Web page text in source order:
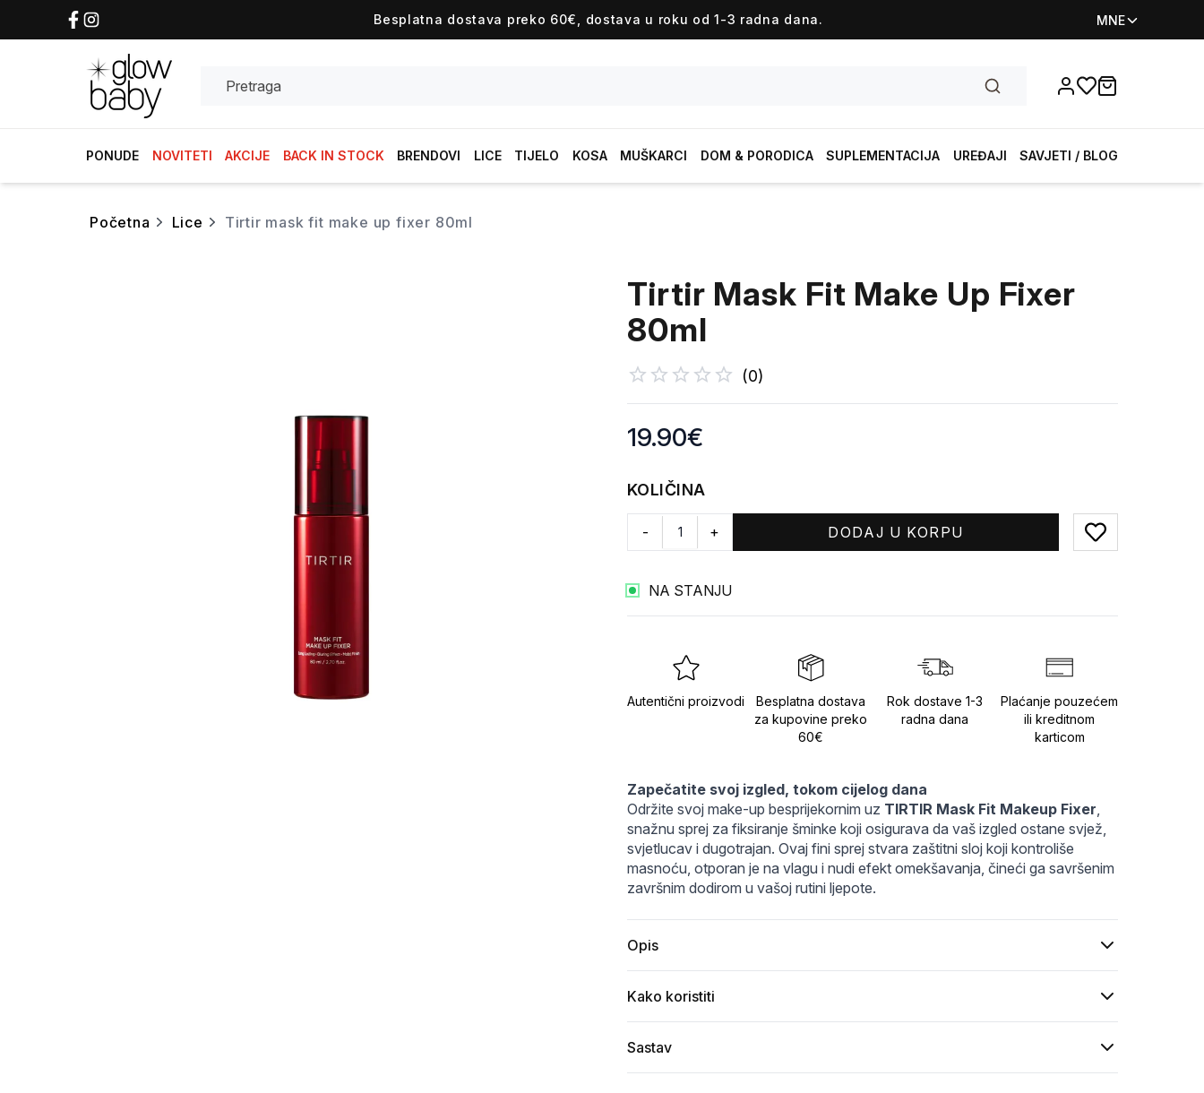
Besplatna dostava preko 60€, dostava u roku od 1-3 radna dana. MNE
Favorites
items in cart,
PONUDE NOVITETI AKCIJE BACK IN STOCK BRENDOVI LICE TIJELO KOSA MUŠKARCI DOM & PORODICA SUPLEMENTACIJA UREĐAJI SAVJETI / BLOG
početna lice tirtir mask fit make up fixer 80ml
sg-11134207-7rd5f-ltyn82yxmz094b.jfif
Tirtir Mask Fit Make Up Fixer
80ml
(0)
Product information
19.90€
KOLIČINA
- + DODAJ U KORPU
Add to favorites
NA STANJU
Autentični proizvodi
Besplatna dostava
za kupovine preko
60€
Rok dostave 1-3
radna dana
Plaćanje pouzećem
ili kreditnom
karticom
Zapečatite svoj izgled, tokom cijelog dana
Održite svoj make-up besprijekornim uz TIRTIR Mask Fit Makeup Fixer,
snažnu sprej za fiksiranje šminke koji osigurava da vaš izgled ostane svjež,
svjetlucav i dugotrajan. Ovaj fini sprej stvara zaštitni sloj koji kontroliše
masnoću, otporan je na vlagu i nudi efekt omekšavanja, čineći ga savršenim
završnim dodirom u vašoj rutini ljepote.
Opis
Kako koristiti
Sastav